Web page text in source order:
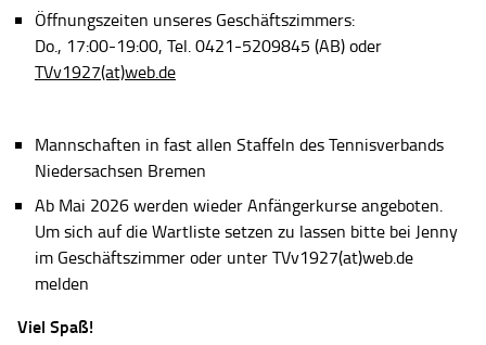
Öffnungszeiten unseres Geschäftszimmers:
Do., 17:00-19:00, Tel. 0421-5209845 (AB) oder
TVv1927(at)web.de
Mannschaften in fast allen Staffeln des Tennisverbands
Niedersachsen Bremen
Ab Mai 2026 werden wieder Anfängerkurse angeboten.
Um sich auf die Wartliste setzen zu lassen bitte bei Jenny
im Geschäftszimmer oder unter TVv1927(at)web.de
melden
Viel Spaß!